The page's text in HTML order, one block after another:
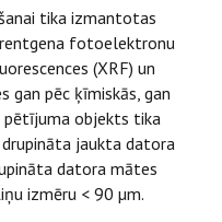
tika izmantotas
fotoelektronu
(XRF) un
gan pēc ķīmiskās, gan
pētījuma objekts tika
jaukta datora
datora mātes
izmēru < 90 µm.